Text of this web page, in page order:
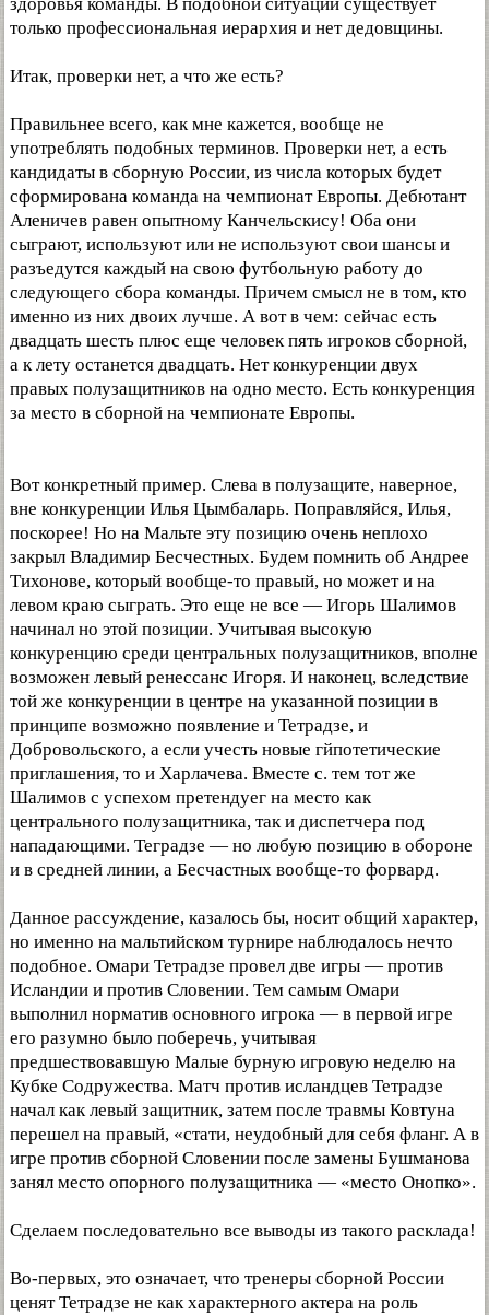
только профессиональная иерархия и нет дедовщины.
Итак, проверки нет, а что же есть?
Правильнее всего, как мне кажется, вообще не
употреблять подобных терминов. Проверки нет, а есть
кандидаты в сборную России, из числа которых будет
сформирована команда на чемпионат Европы. Дебютант
Аленичев равен опытному Канчельскису! Оба они
сыграют, используют или не используют свои шансы и
разъедутся каждый на свою футбольную работу до
следующего сбора команды. Причем смысл не в том, кто
именно из них двоих лучше. А вот в чем: сейчас есть
двадцать шесть плюс еще человек пять игроков сборной,
а к лету останется двадцать. Нет конкуренции двух
правых полузащитников на одно место. Есть конкуренция
за место в сборной на чемпионате Европы.
Вот конкретный пример. Слева в полузащите, наверное,
вне конкуренции Илья Цымбаларь. Поправляйся, Илья,
поскорее! Но на Мальте эту позицию очень неплохо
закрыл Владимир Бесчестных. Будем помнить об Андрее
Тихонове, который вообще-то правый, но может и на
левом краю сыграть. Это еще не все — Игорь Шалимов
начинал но этой позиции. Учитывая высокую
конкуренцию среди центральных полузащитников, вполне
возможен левый ренессанс Игоря. И наконец, вследствие
той же конкуренции в центре на указанной позиции в
принципе возможно появление и Тетрадзе, и
Добровольского, а если учесть новые гйпотетические
приглашения, то и Харлачева. Вместе с. тем тот же
Шалимов с успехом претендуег на место как
центрального полузащитника, так и диспетчера под
нападающими. Теградзе — но любую позицию в обороне
и в средней линии, а Бесчастных вообще-то форвард.
Данное рассуждение, казалось бы, носит общий характер,
но именно на мальтийском турнире наблюдалось нечто
подобное. Омари Тетрадзе провел две игры — против
Исландии и против Словении. Тем самым Омари
выполнил норматив основного игрока — в первой игре
его разумно было поберечь, учитывая
предшествовавшую Малые бурную игровую неделю на
Кубке Содружества. Матч против исландцев Тетрадзе
начал как левый защитник, затем после травмы Ковтуна
перешел на правый, «стати, неудобный для себя фланг. А в
игре против сборной Словении после замены Бушманова
занял место опорного полузащитника — «место Онопко».
Сделаем последовательно все выводы из такого расклада!
Во-первых, это означает, что тренеры сборной России
ценят Тетрадзе не как характерного актера на роль